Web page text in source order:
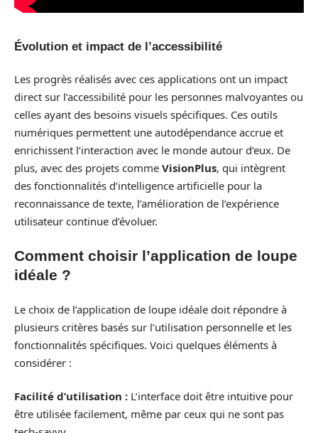
Évolution et impact de l’accessibilité
Les progrès réalisés avec ces applications ont un impact
direct sur l’accessibilité pour les personnes malvoyantes ou
celles ayant des besoins visuels spécifiques. Ces outils
numériques permettent une autodépendance accrue et
enrichissent l’interaction avec le monde autour d’eux. De
plus, avec des projets comme VisionPlus, qui intègrent
des fonctionnalités d’intelligence artificielle pour la
reconnaissance de texte, l’amélioration de l’expérience
utilisateur continue d’évoluer.
Comment choisir l’application de loupe
idéale ?
Le choix de l’application de loupe idéale doit répondre à
plusieurs critères basés sur l’utilisation personnelle et les
fonctionnalités spécifiques. Voici quelques éléments à
considérer :
Facilité d’utilisation : L’interface doit être intuitive pour
être utilisée facilement, même par ceux qui ne sont pas